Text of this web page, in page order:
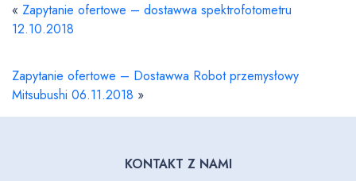
« Zapytanie ofertowe – dostawwa spektrofotometru
12.10.2018
Zapytanie ofertowe – Dostawwa Robot przemysłowy
Mitsubushi 06.11.2018 »
KONTAKT Z NAMI